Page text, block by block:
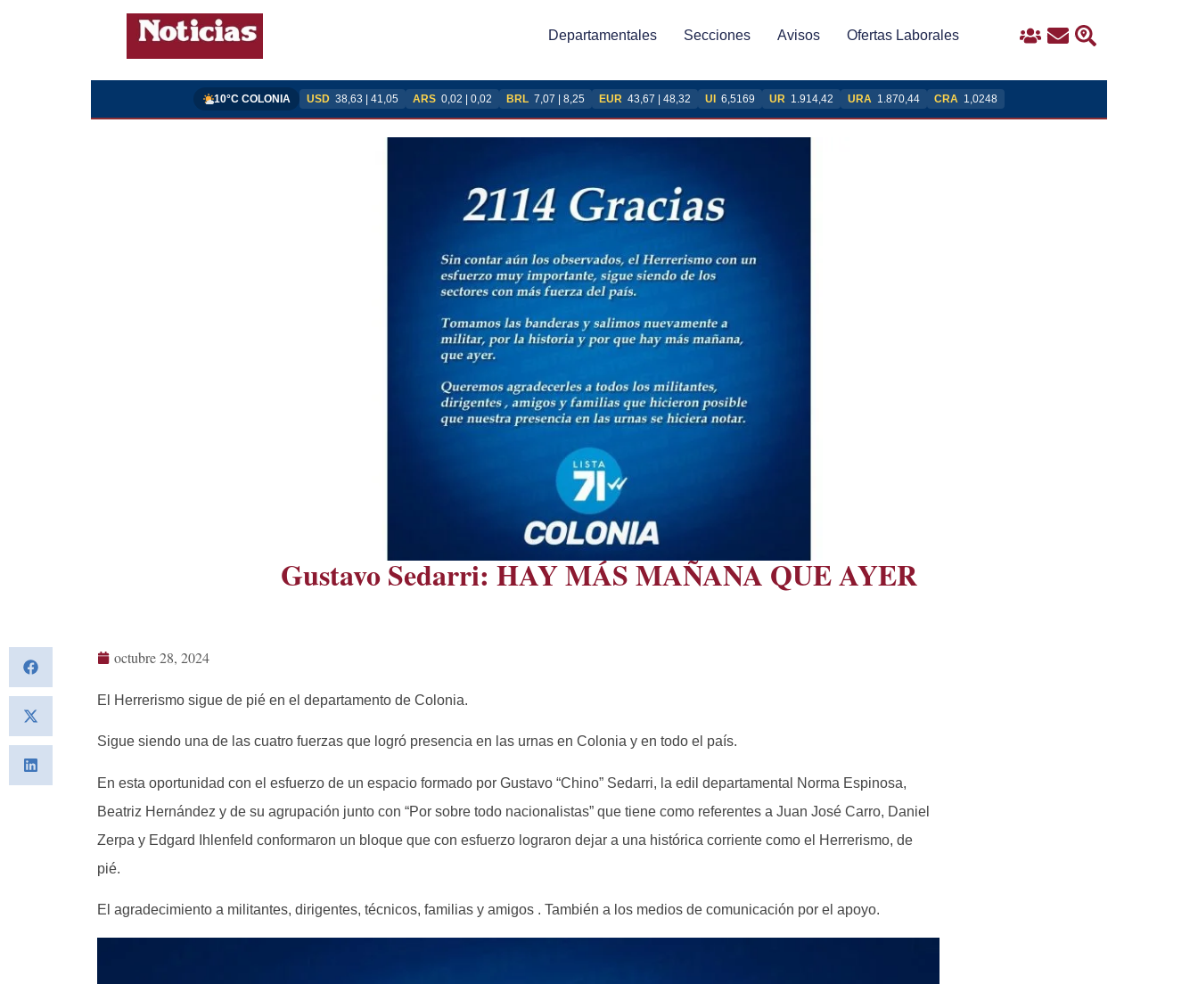
Departamentales Secciones Avisos Ofertas Laborales IngresoContacto
Buscar
10°C COLONIA USD 38,63 | 41,05 ARS 0,02 | 0,02 BRL 7,07 | 8,25 EUR 43,67 | 48,32 UI 6,5169 UR 1.914,42 URA 1.870,44 CRA 1,0248
Gustavo Sedarri: HAY MÁS MAÑANA QUE AYER
octubre 28, 2024
El Herrerismo sigue de pié en el departamento de Colonia.
Sigue siendo una de las cuatro fuerzas que logró presencia en las urnas en Colonia y en todo el país.
En esta oportunidad con el esfuerzo de un espacio formado por Gustavo “Chino” Sedarri, la edil departamental Norma Espinosa,
Beatriz Hernández y de su agrupación junto con “Por sobre todo nacionalistas” que tiene como referentes a Juan José Carro, Daniel
Zerpa y Edgard Ihlenfeld conformaron un bloque que con esfuerzo lograron dejar a una histórica corriente como el Herrerismo, de
pié.
El agradecimiento a militantes, dirigentes, técnicos, familias y amigos . También a los medios de comunicación por el apoyo.